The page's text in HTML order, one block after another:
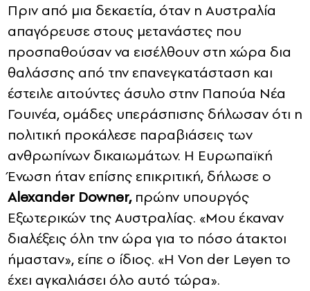
Πριν από μια δεκαετία, όταν η Αυστραλία
απαγόρευσε στους μετανάστες που
προσπαθούσαν να εισέλθουν στη χώρα δια
θαλάσσης από την επανεγκατάσταση και
έστειλε αιτούντες άσυλο στην Παπούα Νέα
Γουινέα, ομάδες υπεράσπισης δήλωσαν ότι η
πολιτική προκάλεσε παραβιάσεις των
ανθρωπίνων δικαιωμάτων. Η Ευρωπαϊκή
Ένωση ήταν επίσης επικριτική, δήλωσε ο
Alexander Downer,πρώην υπουργός
Εξωτερικών της Αυστραλίας. «Μου έκαναν
διαλέξεις όλη την ώρα για το πόσο άτακτοι
ήμασταν», είπε ο ίδιος. «Η Von der Leyen το
έχει αγκαλιάσει όλο αυτό τώρα».